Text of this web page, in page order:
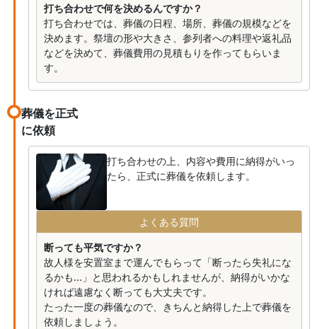
打ち合わせで何を決めるんですか？
打ち合わせでは、葬儀の日程、場所、葬儀の規模などを
決めます。祭壇の形や大きさ、参列者への料理や返礼品
などを決めて、葬儀費用の見積もりを作ってもらいま
す。
葬儀を正式
に依頼
打ち合わせの上、内容や費用に納得がいっ
たら、正式に葬儀を依頼します。
よくある質問
断っても平気ですか？
故人様を安置室まで運んでもらって「断ったら失礼にな
るかも...」と思われるかもしれませんが、納得がいかな
ければ遠慮なく断っても大丈夫です。
たった一度の葬儀なので、きちんと納得した上で葬儀を
依頼しましょう。